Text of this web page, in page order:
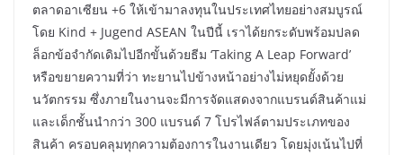
ตลาดอาเซียน +6 ให้เข้ามาลงทุนในประเทศไทยอย่างสมบูรณ์
โดย Kind + Jugend ASEAN ในปีนี้ เราได้ยกระดับพร้อมปลด
ล็อกข้อจำกัดเดิมไปอีกขั้นด้วยธีม ‘Taking A Leap Forward’
หรือขยายความที่ว่า ทะยานไปข้างหน้าอย่างไม่หยุดยั้งด้วย
นวัตกรรม ซึ่งภายในงานจะมีการจัดแสดงจากแบรนด์สินค้าแม่
และเด็กชั้นนำกว่า 300 แบรนด์ 7 โปรไฟล์ตามประเภทของ
สินค้า ครอบคลุมทุกความต้องการในงานเดียว โดยมุ่งเน้นไปที่